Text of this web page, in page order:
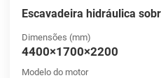
Escavadeira hidráulica
Dimensões (mm)
4400×1700×2200
Modelo do motor